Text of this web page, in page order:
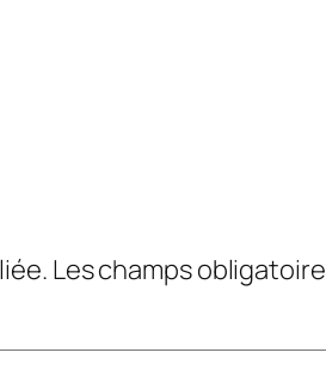
Les champs